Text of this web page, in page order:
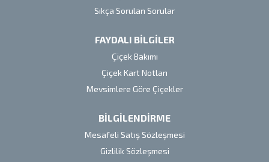
Sıkça Sorulan Sorular
FAYDALI BİLGİLER
Çiçek Bakımı
Çiçek Kart Notları
Mevsimlere Göre Çiçekler
BİLGİLENDİRME
Mesafeli Satış Sözleşmesi
Gizlilik Sözleşmesi